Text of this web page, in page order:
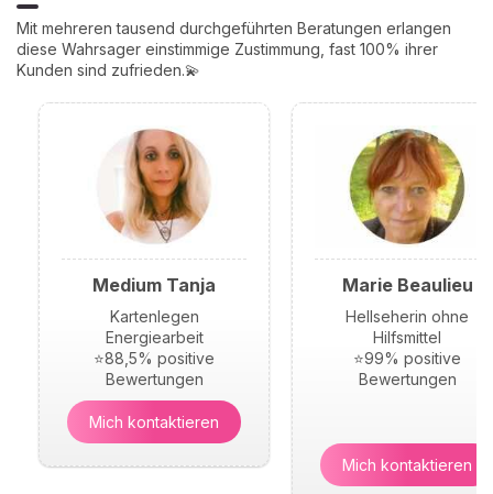
Mit mehreren tausend durchgeführten Beratungen erlangen
diese Wahrsager einstimmige Zustimmung, fast 100% ihrer
Kunden sind zufrieden.💫
Medium Tanja
Kartenlegen
Energiearbeit
⭐88,5% positive
Bewertungen
Mich kontaktieren
Marie Beaulieu
Hellseherin ohne
Hilfsmittel
⭐99% positive
Bewertungen
Mich kontaktieren